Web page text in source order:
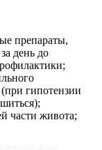
препараты,
день до
гипотензии
части живота;